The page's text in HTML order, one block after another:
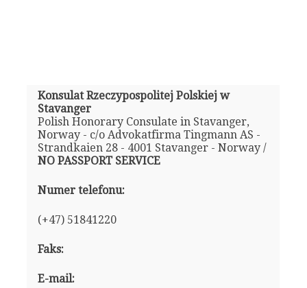
Konsulat Rzeczypospolitej Polskiej w
Stavanger
Polish Honorary Consulate in Stavanger,
Norway - c/o Advokatfirma Tingmann AS -
Strandkaien 28 - 4001 Stavanger - Norway /
NO PASSPORT SERVICE
Numer telefonu:
(+47) 51841220
Faks:
E-mail: